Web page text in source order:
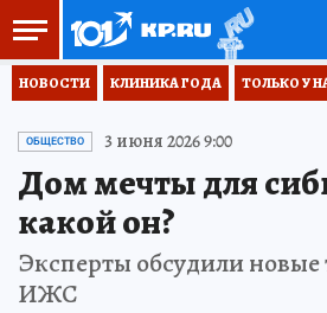
НОВОСТИ КЛИНИКА ГОДА ТОЛЬКО У
ОБЩЕСТВО 3 июня 2026 9:00
Дом мечты для
какой он?
Эксперты обсудили новые
ИЖС